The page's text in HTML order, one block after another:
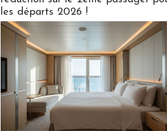
les départs 2026 !